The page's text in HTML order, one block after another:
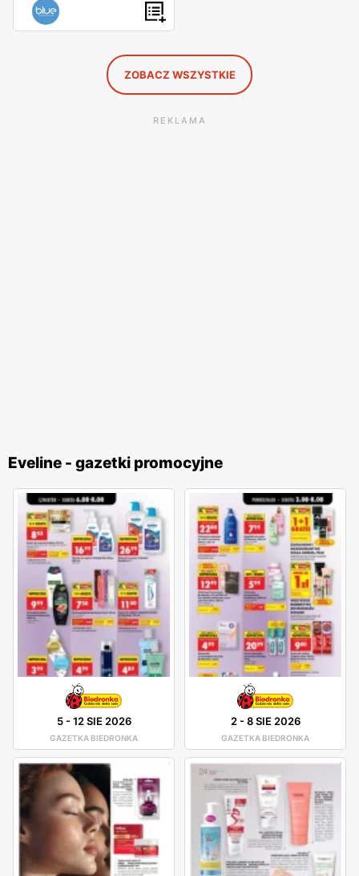
ZOBACZ WSZYSTKIE
REKLAMA
Eveline - gazetki promocyjne
5-12 SIE 2026
GAZETKA BIEDRONKA
2-8 SIE 2026
GAZETKA BIEDRONKA